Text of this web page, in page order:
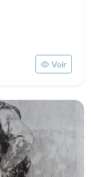
Voir